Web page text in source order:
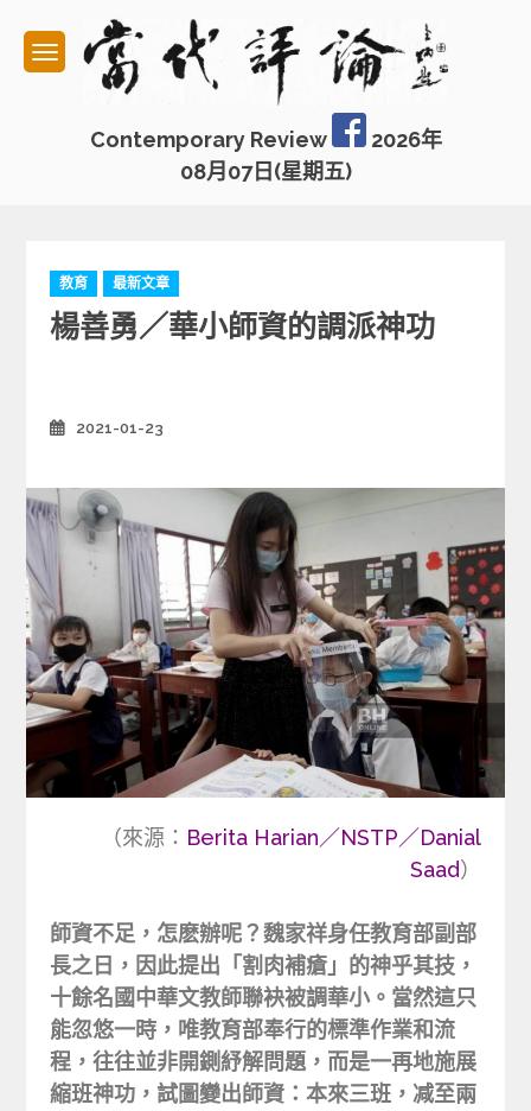
content
Contemporary Review
2026年
08月07日(星期五)
C
a
t
r
s
教育 最新文章
楊善勇／華小師資的調派神功
2021-01-23
（來源： Berita Harian／NSTP／Danial
Saad）
師資不足，怎麽辦呢？魏家祥身任教育部副部
長之日，因此提出「割肉補瘡」的神乎其技，
十餘名國中華文教師聯袂被調華小。當然這只
能忽悠一時，唯教育部奉行的標準作業和流
程，往往並非開鍘紓解問題，而是一再地施展
縮班神功，試圖變出師資：本來三班，减至兩